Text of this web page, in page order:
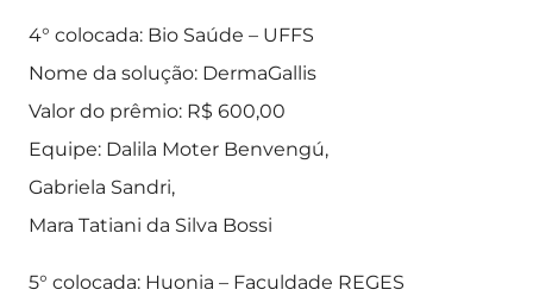
4° colocada: Bio Saúde – UFFS
Nome da solução: DermaGallis
Valor do prêmio: R$ 600,00
Equipe: Dalila Moter Benvengú,
Gabriela Sandri,
Mara Tatiani da Silva Bossi
5° colocada: Huonia – Faculdade REGES